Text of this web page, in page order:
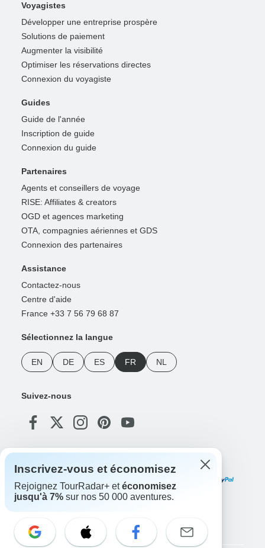
Voyagistes
Développer une entreprise prospère
Solutions de paiement
Augmenter la visibilité
Optimiser les réservations directes
Connexion du voyagiste
Guides
Guide de l'année
Inscription de guide
Connexion du guide
Partenaires
Agents et conseillers de voyage
RISE: Affiliates & creators
OGD et agences marketing
OTA, compagnies aériennes et GDS
Connexion des partenaires
Assistance
Contactez-nous
Centre d'aide
France +33 7 56 79 68 87
Sélectionnez la langue
EN DE ES FR NL
Suivez-nous
Inscrivez-vous et économisez
Rejoignez TourRadar+ etéconomisez
jusqu'à 7% sur nos 50 000 aventures.